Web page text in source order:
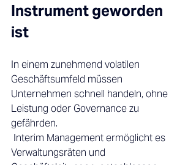
Instrument geworden
ist
In einem zunehmend volatilen
Geschäftsumfeld müssen
Unternehmen schnell handeln, ohne
Leistung oder Governance zu
gefährden.
Interim Management ermöglicht es
Verwaltungsräten und